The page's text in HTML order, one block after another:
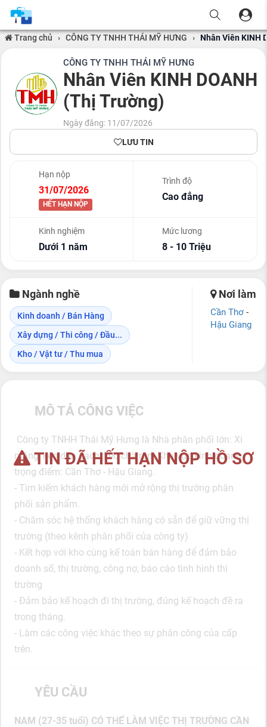
Trang chủ › CÔNG TY TNHH THÁI MỸ HƯNG › Nhân Viên KINH
CÔNG TY TNHH THÁI MỸ HƯNG
Nhân Viên KINH DOANH
(Thị Trường)
Ngày đăng: 11/07/2026
LƯU TIN
Hạn nộp
31/07/2026
HẾT HẠN NỘP
Trình độ
Cao đẳng
Kinh nghiệm
Dưới 1 năm
Mức lương
8 - 10 Triệu
Ngành nghề
Kinh doanh / Bán Hàng
Xây dựng / Thi công / Đầu...
Kho / Vật tư / Thu mua
Nơi làm
Cần Thơ -
Hậu Giang
TIN ĐÃ HẾT HẠN NỘP HỒ SƠ
MÔ TẢ CÔNG VIỆC
Công ty TNHH Thái Mỹ Hưng là Nhà phân phối lớn: Xi
măng, keo dán gạch, keo chà ron. Khu vực kinh doanh
trọng điểm: Cần Thơ - Hậu Giang.
- Tìm kiếm khách hàng mới mở rộng thị trường phân
phối sản phẩm.
- Chăm sóc hệ thống khách hàng có sẵn để giữ vững thị
trường (theo kênh phân phối của công ty)
- Kết hợp với kho cùng kế toán bán hàng để đảm bảo
doanh số, thị trường, công nợ, báo cáo tình hình thị
trường
- Đảm bảo kế hoạch đi thị trường, đúng kế hoạch đề ra
trong tháng.
- Làm các công việc khác theo sự phân công của cấp
trên.
YÊU CẦU
NAM (27-35 tuổi) CÓ THỂ LÀM VIỆC THỊ TRƯỜNG CẦN